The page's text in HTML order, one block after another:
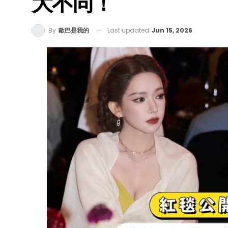
By 歐巴是我的 Last updated Jun 15, 2026